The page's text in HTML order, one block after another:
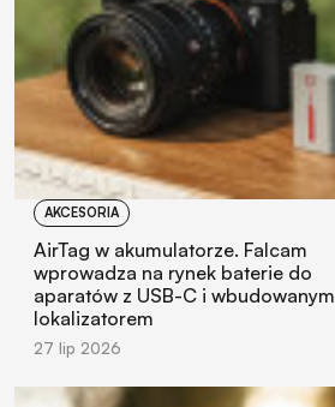
AKCESORIA
AirTag w akumulatorze. Falcam
wprowadza na rynek baterie do
aparatów z USB-C i wbudowanym
lokalizatorem
27 lip 2026